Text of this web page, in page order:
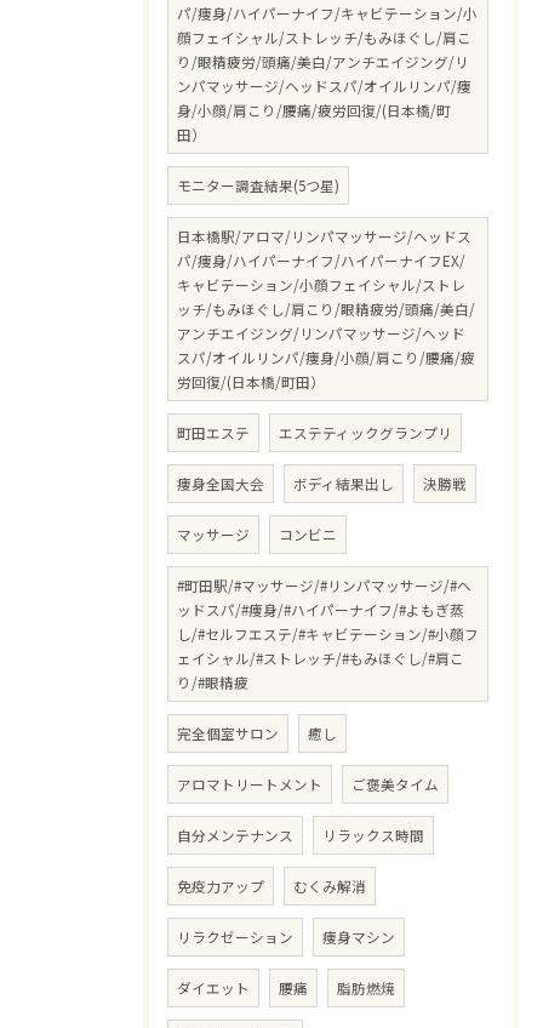
パ/痩身/ハイパーナイフ/キャビテーション/小
顔フェイシャル/ストレッチ/もみほぐし/肩こ
り/眼精疲労/頭痛/美白/アンチエイジング/リ
ンパマッサージ/ヘッドスパ/オイルリンパ/痩
身/小顔/肩こり/腰痛/疲労回復/(日本橋/町
田）
モニター調査結果(5つ星)
日本橋駅/アロマ/リンパマッサージ/ヘッドス
パ/痩身/ハイパーナイフ/ハイパーナイフEX/
キャビテーション/小顔フェイシャル/ストレ
ッチ/もみほぐし/肩こり/眼精疲労/頭痛/美白/
アンチエイジング/リンパマッサージ/ヘッド
スパ/オイルリンパ/痩身/小顔/肩こり/腰痛/疲
労回復/(日本橋/町田）
町田エステ エステティックグランプリ
痩身全国大会 ボディ結果出し 決勝戦
マッサージ コンビニ
#町田駅/#マッサージ/#リンパマッサージ/#ヘ
ッドスパ/#痩身/#ハイパーナイフ/#よもぎ蒸
し/#セルフエステ/#キャビテーション/#小顔フ
ェイシャル/#ストレッチ/#もみほぐし/#肩こ
り/#眼精疲
完全個室サロン 癒し
アロマトリートメント ご褒美タイム
自分メンテナンス リラックス時間
免疫力アップ むくみ解消
リラクゼーション 痩身マシン
ダイエット 腰痛 脂肪燃焼